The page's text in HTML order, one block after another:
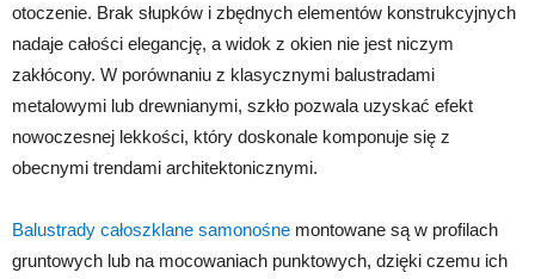
otoczenie. Brak słupków i zbędnych elementów konstrukcyjnych
nadaje całości elegancję, a widok z okien nie jest niczym
zakłócony. W porównaniu z klasycznymi balustradami
metalowymi lub drewnianymi, szkło pozwala uzyskać efekt
nowoczesnej lekkości, który doskonale komponuje się z
obecnymi trendami architektonicznymi.
Balustrady całoszklane samonośne montowane są w profilach
gruntowych lub na mocowaniach punktowych, dzięki czemu ich